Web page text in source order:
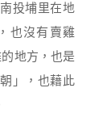
投埔里在地
也沒有賣雞
地方，也是
」，也藉此